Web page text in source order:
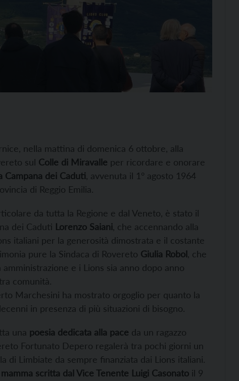
nella mattina di domenica 6 ottobre, alla
sul Colle di Miravalle per ricordare e onorare
Campana dei Caduti , avvenuta il 1° agosto 1964
di Reggio Emilia.
da tutta la Regione e dal Veneto, è stato il
dei Caduti Lorenzo Saiani , che accennando alla
italiani per la generosità dimostrata e il costante
pure la Sindaca di Rovereto Giulia Robol , che
e i Lions sia anno dopo anno
comunità.
Marchesini ha mostrato orgoglio per quanto la
in presenza di più situazioni di bisogno.
una poesia dedicata alla pace da un ragazzo
Fortunato Depero regalerà tra pochi giorni un
di Limbiate da sempre finanziata dai Lions italiani.
scritta dal Vice Tenente Luigi Casonato il 9